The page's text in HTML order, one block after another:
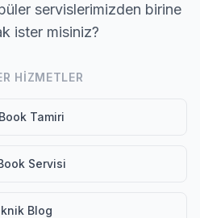
servislerimizden birine
ister misiniz?
HIZMETLER
Tamiri
Servisi
Blog